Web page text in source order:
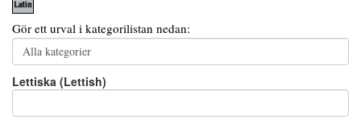
Gör ett urval i kategorilistan nedan:
Lettiska (Lettish)